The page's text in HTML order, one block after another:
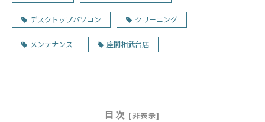
デスクトップパソコン クリーニング
メンテナンス 座間相武台店
目次 [非表示]